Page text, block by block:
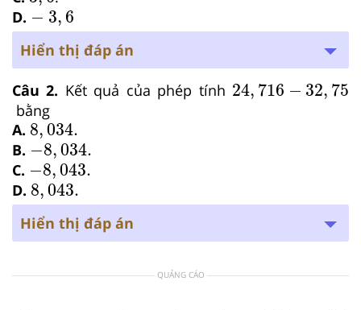
D. − 3, 6
- 3,6
Hiển thị đáp án
Câu 2. Kết quả của phép tính 24, 716 − 32, 75
24 716 32, 75
bằng
A. 8,034.
8,034.
B. −8,034.
−8,034.
C. −8,043.
8,043.
D. 8,043.
8 ,043.
Hiển thị đáp án
QUẢNG CÁO